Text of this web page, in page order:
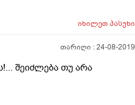
იხილეთპასუხი
თარიღი :24-08-2019
შეიძლება თუ არა